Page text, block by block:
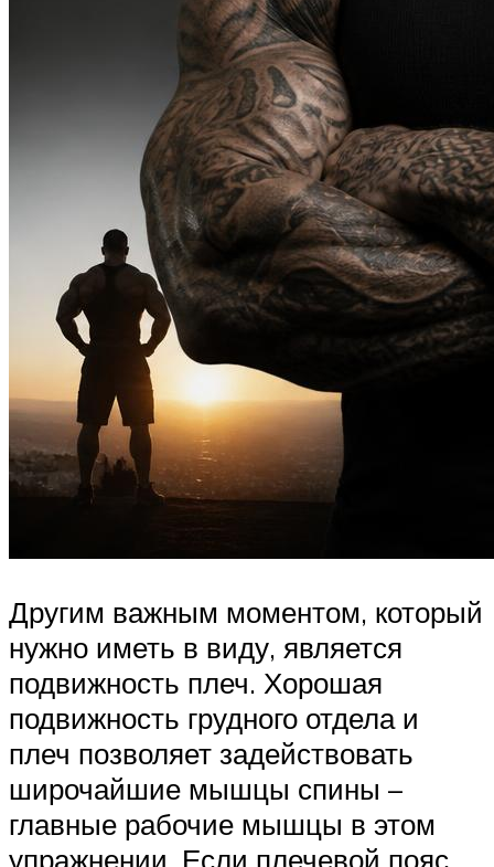
Другим важным моментом, который
нужно иметь в виду, является
подвижность плеч. Хорошая
подвижность грудного отдела и
плеч позволяет задействовать
широчайшие мышцы спины –
главные рабочие мышцы в этом
упражнении. Если плечевой пояс